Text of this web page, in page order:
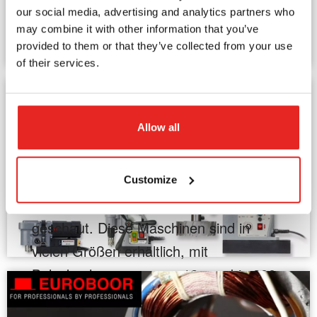
our social media, advertising and analytics partners who
may combine it with other information that you’ve
provided to them or that they’ve collected from your use
of their services.
Allow all
Customize
Mehr lesen
Unserer HSS und TCT
Kernbohrer
Warum Euroboor Kernbohrer?
Euroboor Kernbohrer eignen sich für
saubere und präzise Bohrungen von 12
mm bis 200 mm. Im Gegensatz zu
Size does matter!
Wenn es um die Abmessungen von
Kernbohrmaschinen geht, wird meist auf
den maximalen Bohrdurchmesser
geschaut. Diese Maschinen sind in
vielen Größen erhältlich, mit
Bohrdurchmessern von 12 mm bis 200
mm. Aus Sicht der Einsatzmöglichkeiten